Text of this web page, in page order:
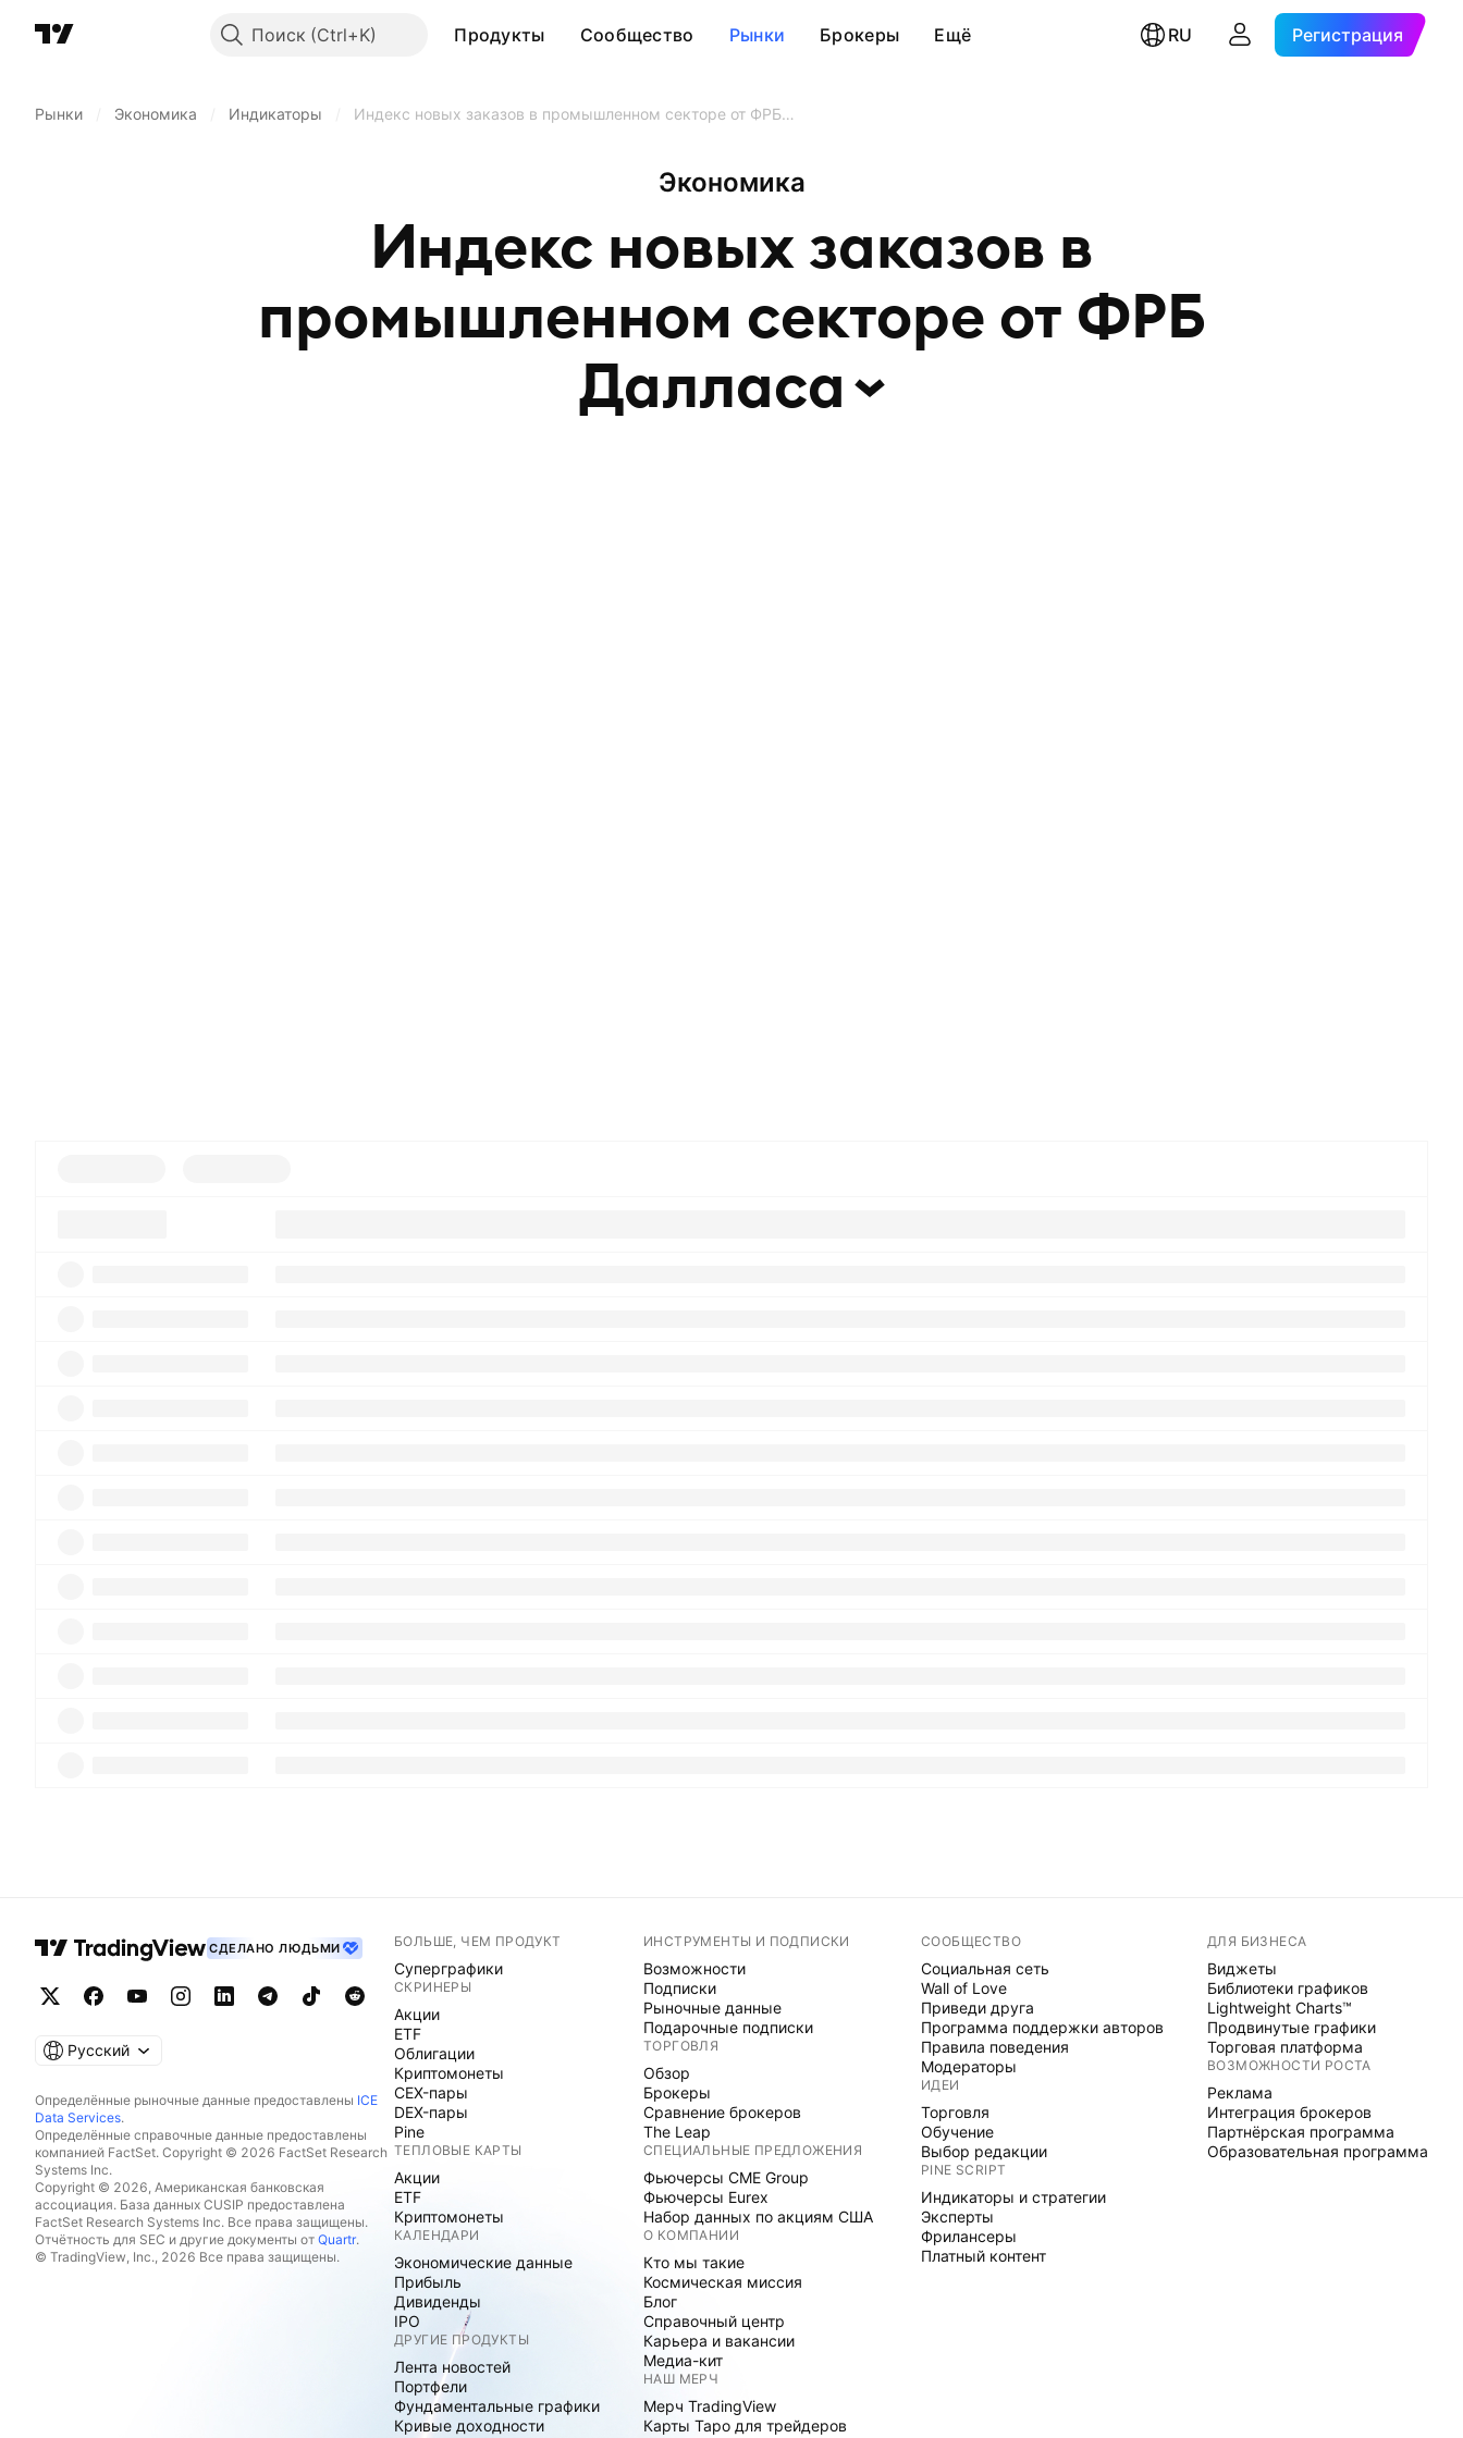
Поиск Продукты Сообщество Рынки Брокеры Ещё RU Регистрация
Рынки Экономика Индикаторы Индекс новых заказов в промышленном секторе от ФРБ…
Экономика
Индекс новых заказов в
промышленном секторе от ФРБ
Далласа
СДЕЛАНО ЛЮДЬМИ
Русский
Определённые рыночные данные предоставлены ICE
Data Services.
Определённые справочные данные предоставлены
компанией FactSet. Copyright © 2026 FactSet Research
Systems Inc.
Copyright © 2026, Американская банковская
ассоциация. База данных CUSIP предоставлена
FactSet Research Systems Inc. Все права защищены.
Отчётность для SEC и другие документы от Quartr.
© TradingView, Inc., 2026 Все права защищены.
БОЛЬШЕ, ЧЕМ ПРОДУКТ
Суперграфики
СКРИНЕРЫ
Акции
ETF
Облигации
Криптомонеты
CEX-пары
DEX-пары
Pine
ТЕПЛОВЫЕ КАРТЫ
Акции
ETF
Криптомонеты
КАЛЕНДАРИ
Экономические данные
Прибыль
Дивиденды
IPO
ДРУГИЕ ПРОДУКТЫ
Лента новостей
Портфели
Фундаментальные графики
Кривые доходности
ИНСТРУМЕНТЫ И ПОДПИСКИ
Возможности
Подписки
Рыночные данные
Подарочные подписки
ТОРГОВЛЯ
Обзор
Брокеры
Сравнение брокеров
The Leap
СПЕЦИАЛЬНЫЕ ПРЕДЛОЖЕНИЯ
Фьючерсы CME Group
Фьючерсы Eurex
Набор данных по акциям США
О КОМПАНИИ
Кто мы такие
Космическая миссия
Блог
Справочный центр
Карьера и вакансии
Медиа-кит
НАШ МЕРЧ
Мерч TradingView
Карты Таро для трейдеров
СООБЩЕСТВО
Социальная сеть
Wall of Love
Приведи друга
Программа поддержки авторов
Правила поведения
Модераторы
ИДЕИ
Торговля
Обучение
Выбор редакции
PINE SCRIPT
Индикаторы и стратегии
Эксперты
Фрилансеры
Платный контент
ДЛЯ БИЗНЕСА
Виджеты
Библиотеки графиков
Lightweight Charts™
Продвинутые графики
Торговая платформа
ВОЗМОЖНОСТИ РОСТА
Реклама
Интеграция брокеров
Партнёрская программа
Образовательная программа